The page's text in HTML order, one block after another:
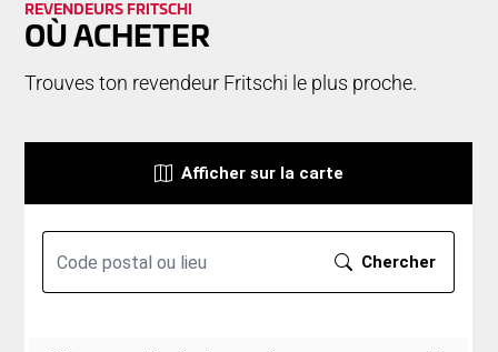
RE­VEN­DEURS FRITSCHI
OÙ ACHETER
Trouves ton revendeur Fritschi le plus proche.